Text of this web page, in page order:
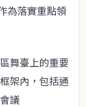
為落實重點領
舞臺上的重要
架內，包括通
議